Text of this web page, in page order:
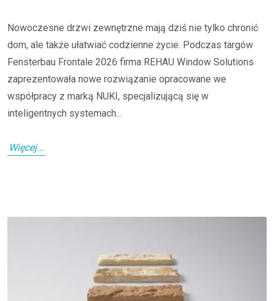
Nowoczesne drzwi zewnętrzne mają dziś nie tylko chronić
dom, ale także ułatwiać codzienne życie. Podczas targów
Fensterbau Frontale 2026 firma REHAU Window Solutions
zaprezentowała nowe rozwiązanie opracowane we
współpracy z marką NUKI, specjalizującą się w
inteligentnych systemach...
Więcej...